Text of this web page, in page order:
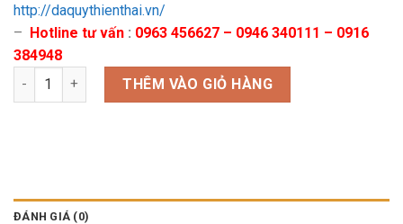
http://daquythienthai.vn/
– Hotline tư vấn : 0963 456627 – 0946 340111 – 0916
384948
Tác phẩm Cá chép thưởng Nguyệt số lượng
THÊM VÀO GIỎ HÀNG
ĐÁNH GIÁ (0)